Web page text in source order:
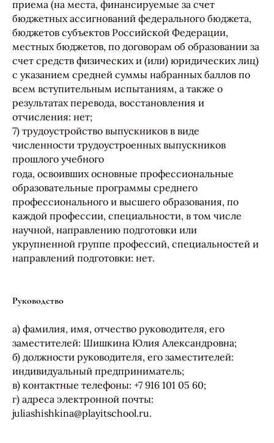
приема (на места, финансируемые за счет
бюджетных ассигнований федерального бюджета,
бюджетов субъектов Российской Федерации,
местных бюджетов, по договорам об образовании за
счет средств физических и (или) юридических лиц)
с указанием средней суммы набранных баллов по
всем вступительным испытаниям, а также о
результатах перевода, восстановления и
отчисления: нет;
7) трудоустройство выпускников в виде
численности трудоустроенных выпускников
прошлого учебного
года, освоивших основные профессиональные
образовательные программы среднего
профессионального и высшего образования, по
каждой профессии, специальности, в том числе
научной, направлению подготовки или
укрупненной группе профессий, специальностей и
направлений подготовки: нет.
Руководство
а) фамилия, имя, отчество руководителя, его
заместителей: Шишкина Юлия Александровна;
б) должности руководителя, его заместителей:
индивидуальный предприниматель;
в) контактные телефоны: +7 916 101 05 60;
г) адреса электронной почты:
juliashishkina@playitschool.ru.